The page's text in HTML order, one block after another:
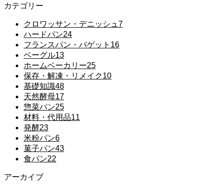
カテゴリー
クロワッサン・デニッシュ 7
ハードパン24
フランスパン・バゲット 16
ベーグル13
ホームベーカリー25
保存・解凍・リメイク10
基礎知識48
天然酵母17
惣菜パン25
材料・代用品11
発酵23
米粉パン6
菓子パン43
食パン22
アーカイブ